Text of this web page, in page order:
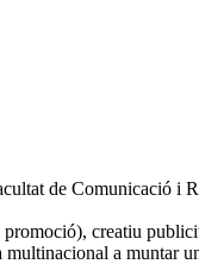
de Comunicació i
creatiu
multinacional a muntar